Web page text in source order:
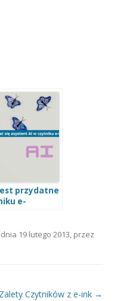
przydatne
e-
dnia 19 lutego 2013, przez
Zalety Czytników z e-ink →